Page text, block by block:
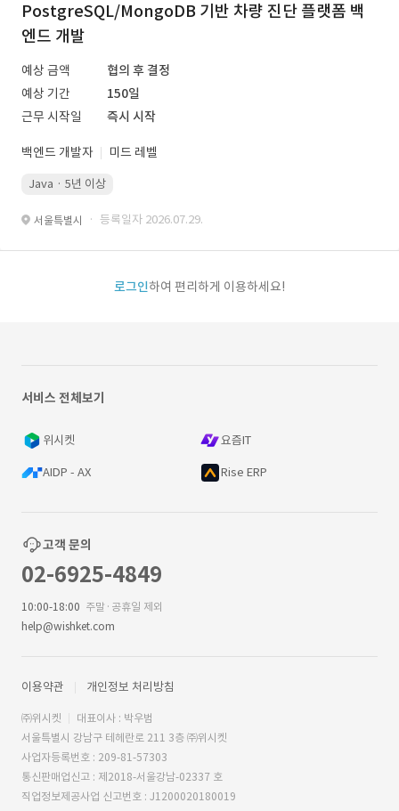
PostgreSQL/MongoDB 기반 차량 진단 플랫폼 백
엔드 개발
예상 금액
협의 후 결정
예상 기간
150일
근무 시작일
즉시 시작
백엔드 개발자 미드 레벨
Java · 5년 이상
서울특별시 · 등록일자 2026.07.29.
로그인하여 편리하게 이용하세요!
서비스 전체보기
위시켓 요즘IT
AIDP - AX Rise ERP
고객 문의
02-6925-4849
10:00-18:00 주말·공휴일 제외
help@wishket.com
이용약관 개인정보 처리방침
㈜위시켓
대표이사 : 박우범
서울특별시 강남구 테헤란로 211 3층 ㈜위시켓
사업자등록번호 : 209-81-57303
통신판매업신고 : 제2018-서울강남-02337 호
직업정보제공사업 신고번호 : J1200020180019